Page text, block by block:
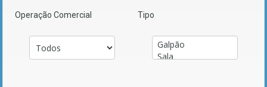
Operação Comercial Tipo